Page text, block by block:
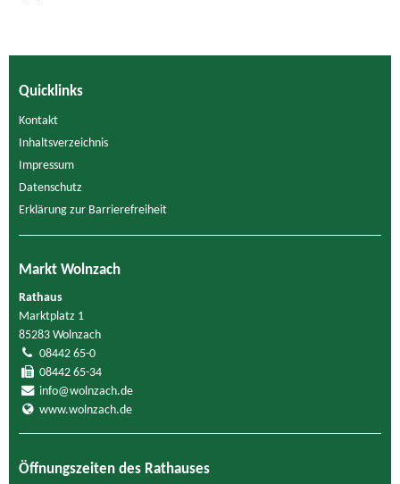
Quicklinks
Kontakt
Inhaltsverzeichnis
Impressum
Datenschutz
Erklärung zur Barrierefreiheit
Markt Wolnzach
Rathaus
Marktplatz 1
85283 Wolnzach
08442 65-0
08442 65-34
info@wolnzach.de
www.wolnzach.de
Öffnungszeiten des Rathauses